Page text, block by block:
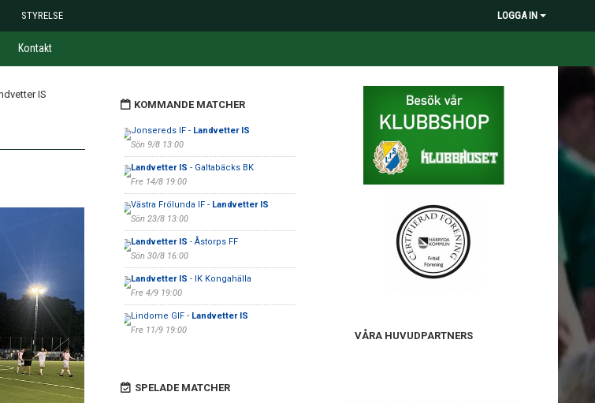
STYRELSE LOGGA IN
Kontakt
KOMMANDE MATCHER
Jonsereds IF - Landvetter IS
Sön 9/8 13:00
Landvetter IS - Galtabäcks BK
Fre 14/8 19:00
Västra Frölunda IF - Landvetter IS
Sön 23/8 13:00
Landvetter IS - Åstorps FF
Sön 30/8 16:00
Landvetter IS - IK Kongahälla
Fre 4/9 19:00
Lindome GIF - Landvetter IS
Fre 11/9 19:00
SPELADE MATCHER
VÅRA HUVUDPARTNERS